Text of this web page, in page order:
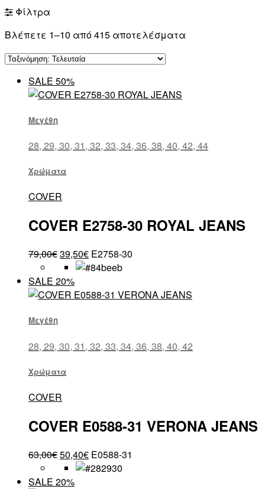
Φίλτρα
Βλέπετε 1–10 από 415 αποτελέσματα
SALE 50%
Μεγέθη
28, 29, 30, 31, 32, 33, 34, 36, 38, 40, 42, 44
Χρώματα
COVER
COVER E2758-30 ROYAL JEANS
79,00€39,50€ E2758-30
SALE 20%
Μεγέθη
28, 29, 30, 31, 32, 33, 34, 36, 38, 40, 42
Χρώματα
COVER
COVER E0588-31 VERONA JEANS
63,00€50,40€ E0588-31
SALE 20%